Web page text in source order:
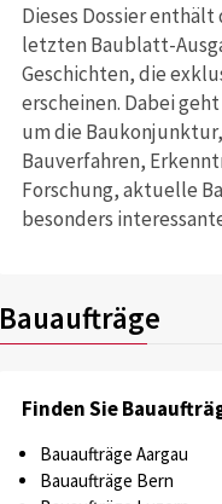
Dieses Dossier
letzten Baublatt-
Geschichten, die
erscheinen. Dabei
um die
Bauverfahren,
Forschung, aktuelle
besonders
Bauaufträge
Finden Sie
Bauaufträge Aargau
Bauaufträge Bern